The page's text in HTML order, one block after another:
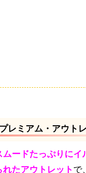
レミアム・アウト
ムードたっぷりにイ
れたアウトレット で